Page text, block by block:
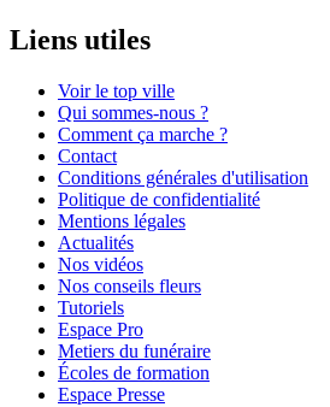
Liens utiles
Voir le top ville
Qui sommes-nous ?
Comment ça marche ?
Contact
Conditions générales d'utilisation
Politique de confidentialité
Mentions légales
Actualités
Nos vidéos
Nos conseils fleurs
Tutoriels
Espace Pro
Metiers du funéraire
Écoles de formation
Espace Presse